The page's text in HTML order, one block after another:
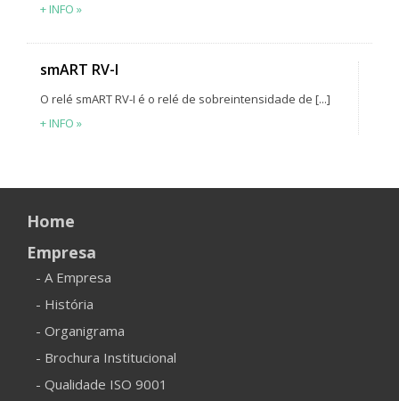
+ INFO »
smART RV-I
O relé smART RV-I é o relé de sobreintensidade de [...]
+ INFO »
Home
Empresa
- A Empresa
- História
- Organigrama
- Brochura Institucional
- Qualidade ISO 9001